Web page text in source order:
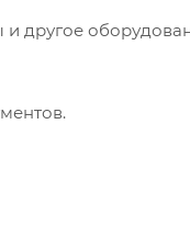
и другое